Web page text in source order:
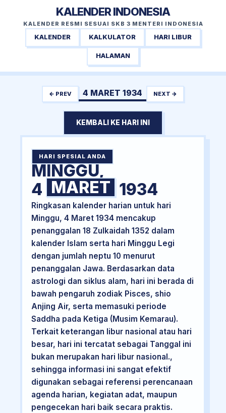
KALENDER INDONESIA
KALENDER RESMI SESUAI SKB 3 MENTERI INDONESIA
KALENDER KALKULATOR HARI LIBUR
HALAMAN
← PREV 4 MARET 1934 NEXT →
KEMBALI KE HARI INI
HARI SPESIAL ANDA
MINGGU,
4 MARET 1934
Ringkasan kalender harian untuk hari
Minggu, 4 Maret 1934 mencakup
penanggalan 18 Zulkaidah 1352 dalam
kalender Islam serta hari Minggu Legi
dengan jumlah neptu 10 menurut
penanggalan Jawa. Berdasarkan data
astrologi dan siklus alam, hari ini berada di
bawah pengaruh zodiak Pisces, shio
Anjing Air, serta memasuki periode
Saddha pada Ketiga (Musim Kemarau).
Terkait keterangan libur nasional atau hari
besar, hari ini tercatat sebagai Tanggal ini
bukan merupakan hari libur nasional.,
sehingga informasi ini sangat efektif
digunakan sebagai referensi perencanaan
agenda harian, kegiatan adat, maupun
pengecekan hari baik secara praktis.